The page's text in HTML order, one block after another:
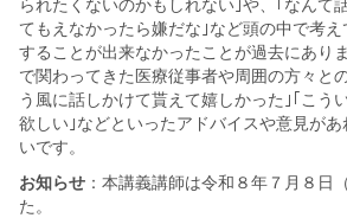
てもえなかったら嫌だな｣など頭の中で考
することが出来なかったことが過去にあり
で関わってきた医療従事者や周囲の方々と
う風に話しかけて貰えて嬉しかった｣｢こう
欲しい｣などといったアドバイスや意見が
いです。
お知らせ ：本講義講師は令和８年７月８日
た。